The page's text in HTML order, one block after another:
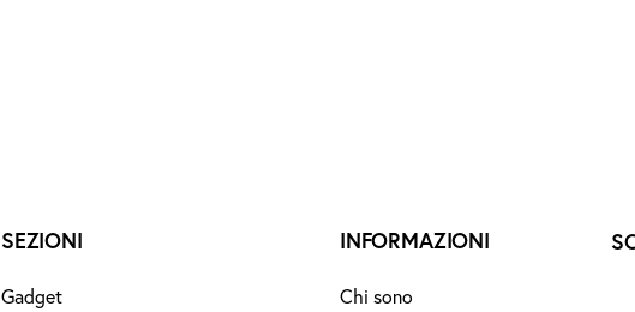
SEZIONI
Gadget
INFORMAZIONI
Chi sono